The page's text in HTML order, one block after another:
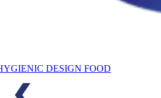
DESIGN FOOD